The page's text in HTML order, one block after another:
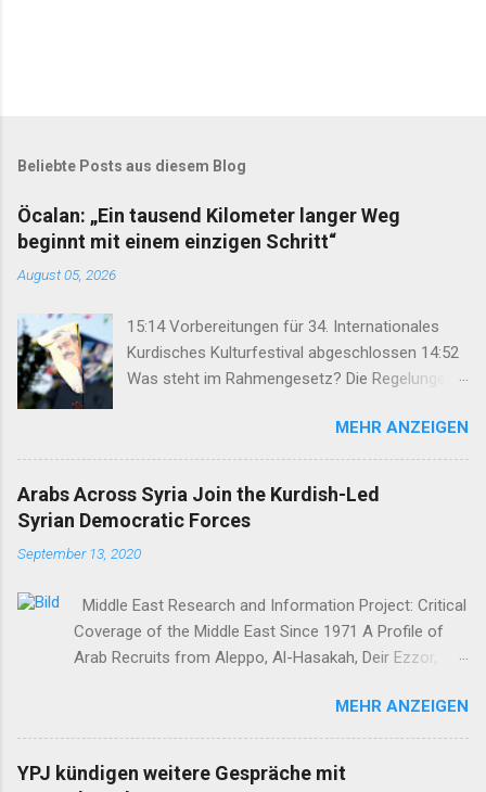
Beliebte Posts aus diesem Blog
Öcalan: „Ein tausend Kilometer langer Weg
beginnt mit einem einzigen Schritt“
August 05, 2026
15:14 Vorbereitungen für 34. Internationales
Kurdisches Kulturfestival abgeschlossen 14:52
Was steht im Rahmengesetz? Die Regelungen
Keimzelle des Demokratisierungsprozesses
werden 14:25 Rahmengesetz zum
Friedensprozess ins Parlament eingebracht
12:46 TJA: Von der Forderung nach Öcalans
Geflüchteter aus Rojhilat stirbt vor UNHCR-Büro
Organisierung verhinderte Großangriff des IS
11:03 Bahçeli: Abdullah Öcalan muss das Recht
auf Hoffnung erhalten 07:50 Nihat Demir:
Arbeiterklasse in der Türkei 22:47 Syrische
Übergangsregieru...
MEHR ANZEIGEN
Arabs Across Syria Join the Kurdish-Led
Syrian Democratic Forces
September 13, 2020
Middle East Research and Information Project: Critical
Coverage of the Middle East Since 1971 A Profile of
Arab Recruits from Aleppo, Al-Hasakah, Deir Ezzor,
Austin Holmes In: 295 (Summer 2020) I n 2012, as the
so-called Arab Spring protests in Damascus and
elsewhere in Syria descended into a brutal civil war,
President Bashar al-Asad withdrew his forces from
MEHR ANZEIGEN
YPJ kündigen weitere Gespräche mit